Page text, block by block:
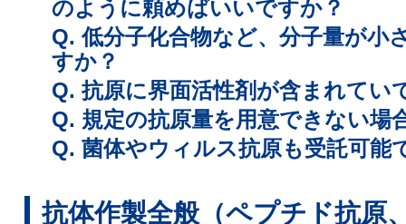
のように頼めばいいですか？
Q. 低分子化合物など、分子量が小
すか？
Q. 抗原に界面活性剤が含まれてい
Q. 規定の抗原量を用意できない場
Q. 菌体やウィルス抗原も受託可能
抗体作製全般（ペプチド抗原